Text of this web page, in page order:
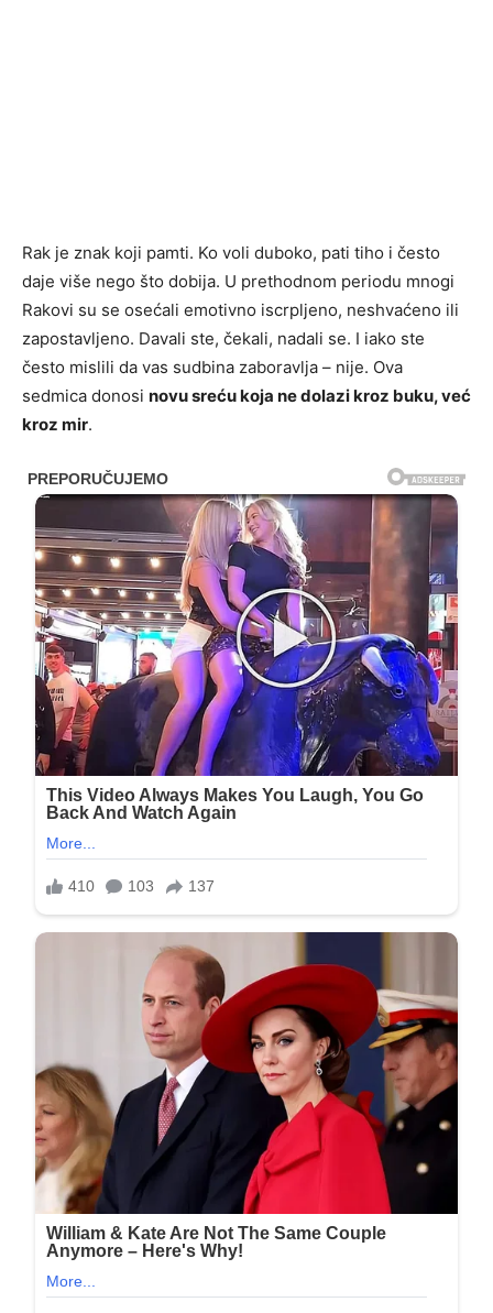
Rak je znak koji pamti. Ko voli duboko, pati tiho i često
daje više nego što dobija. U prethodnom periodu mnogi
Rakovi su se osećali emotivno iscrpljeno, neshvaćeno ili
zapostavljeno. Davali ste, čekali, nadali se. I iako ste
često mislili da vas sudbina zaboravlja – nije. Ova
sedmica donosi novu sreću koja ne dolazi kroz buku, već
kroz mir.